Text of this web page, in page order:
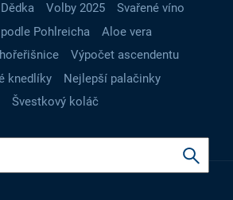
Volby 2025
Svařené víno
Pohlreicha
Aloe vera
Výpočet ascendentu
knedlíky
Nejlepší palačinky
Švestkový koláč